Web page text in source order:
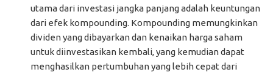
utama dari investasi jangka panjang adalah keuntungan
dari efek kompounding. Kompounding memungkinkan
dividen yang dibayarkan dan kenaikan harga saham
untuk diinvestasikan kembali, yang kemudian dapat
menghasilkan pertumbuhan yang lebih cepat dari